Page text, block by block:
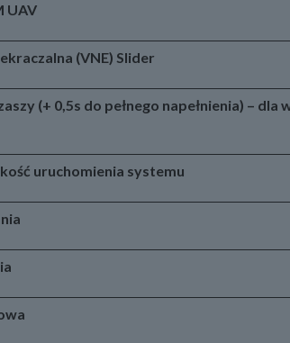
UAV
(VNE) Slider
(+ 0,5s do pełnego napełnienia) – dla
uruchomienia systemu